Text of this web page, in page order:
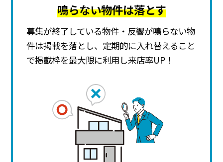
鳴らない物件は落とす
募集が終了している物件・反響が鳴らない物
件は掲載を落とし、 定期的に入れ替えること
で掲載枠を最大限に利用し来店率UP！